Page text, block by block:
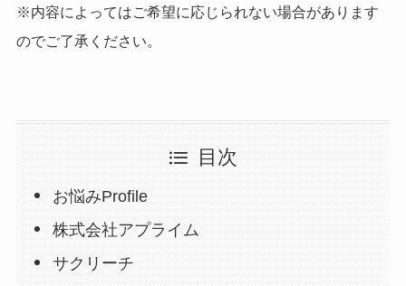
※内容によってはご希望に応じられない場合があります
のでご了承ください。
目次
お悩みProfile
株式会社アプライム
サクリーチ